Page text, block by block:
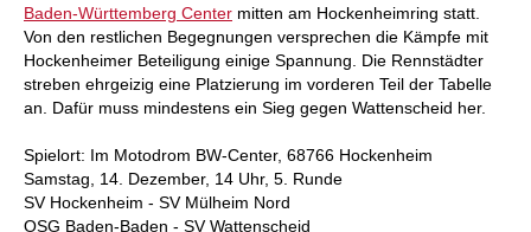
Baden-Württemberg Center mitten am Hockenheimring statt.
Von den restlichen Begegnungen versprechen die Kämpfe mit
Hockenheimer Beteiligung einige Spannung. Die Rennstädter
streben ehrgeizig eine Platzierung im vorderen Teil der Tabelle
an. Dafür muss mindestens ein Sieg gegen Wattenscheid her.
Spielort: Im Motodrom BW-Center, 68766 Hockenheim
Samstag, 14. Dezember, 14 Uhr, 5. Runde
SV Hockenheim - SV Mülheim Nord
OSG Baden-Baden - SV Wattenscheid